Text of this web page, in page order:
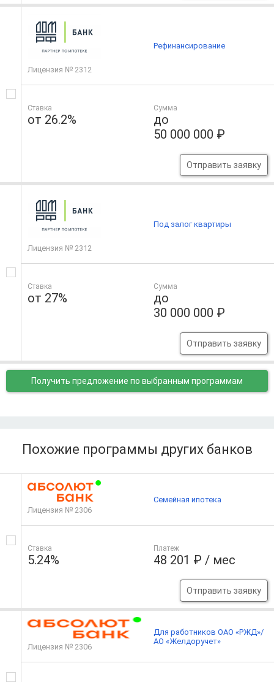
Лицензия № 2312
Ставка
от 26.2%
Сумма
до
50 000 000 ₽
Отправить заявку
Рефинансирование
Лицензия № 2312
Ставка
от 27%
Сумма
до
30 000 000 ₽
Отправить заявку
Под залог квартиры
Получить предложение по выбранным программам
Похожие программы других банков
Лицензия № 2306
Ставка
5.24%
Платеж
48 201 ₽ / мес
Отправить заявку
Семейная ипотека
Лицензия № 2306
Для работников ОАО «РЖД»/
АО «Желдоручет»